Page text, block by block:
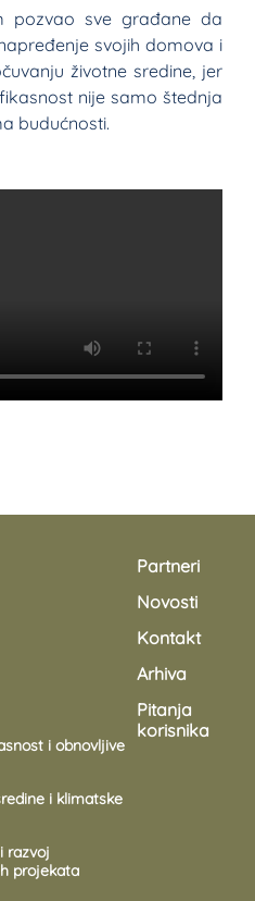
pozvao sve građane da
svojih domova i
životne sredine, jer
nije samo štednja
budućnosti.
i obnovljive
i klimatske
razvoj
projekata
Partneri
Novosti
Kontakt
Arhiva
Pitanja
korisnika